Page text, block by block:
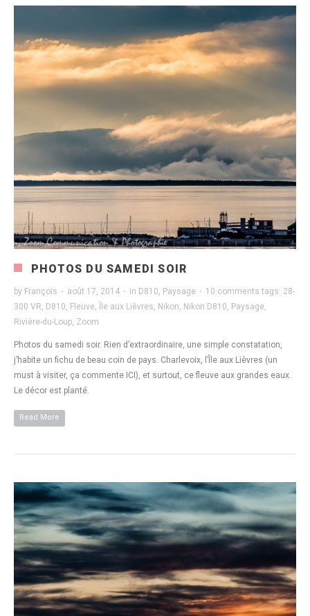
PHOTOS DU SAMEDI SOIR
by François · août 17, 2014 · in D810, Paysage · 10 comments tags: 28-
300 VR, D810, Fleuve, Île aux Lièvres, Nikon, Nikon D810, Paysage,
Rivière-du-Loup, Zoom
Photos du samedi soir. Rien d’extraordinaire, une simple constatation,
j’habite un fichu de beau coin de pays. Charlevoix, l’Île aux Lièvres (un
must à visiter, ça commente ICI), et surtout, ce fleuve aux grandes eaux.
Le décor est planté.
Read More